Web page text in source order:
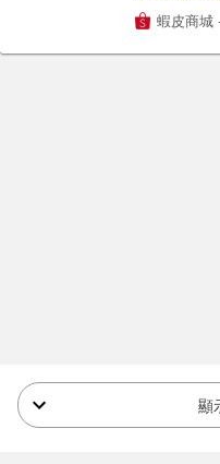
蝦皮商城
顯